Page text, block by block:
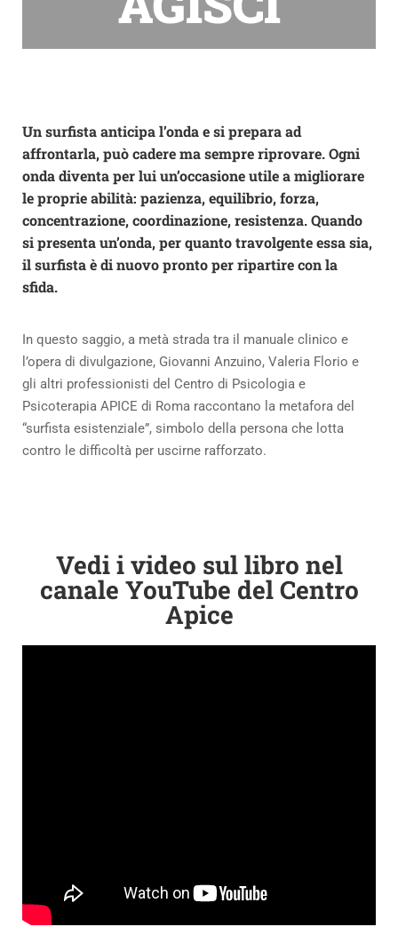
Un surfista anticipa l’onda e si prepara ad
affrontarla, può cadere ma sempre riprovare. Ogni
onda diventa per lui un’occasione utile a migliorare
le proprie abilità: pazienza, equilibrio, forza,
concentrazione, coordinazione, resistenza. Quando
si presenta un’onda, per quanto travolgente essa sia,
il surfista è di nuovo pronto per ripartire con la
sfida.
In questo saggio, a metà strada tra il manuale clinico e
l’opera di divulgazione, Giovanni Anzuino, Valeria Florio e
gli altri professionisti del Centro di Psicologia e
Psicoterapia APICE di Roma raccontano la metafora del
“surfista esistenziale”, simbolo della persona che lotta
contro le difficoltà per uscirne rafforzato.
Vedi i video sul libro nel
canale YouTube del Centro
Apice